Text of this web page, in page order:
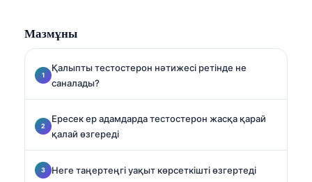
маманданған.
Мазмұны
Қалыпты тестостерон нәтижесі ретінде не
саналады?
Ересек ер адамдарда тестостерон жасқа қарай
қалай өзгереді
Неге таңертеңгі уақыт көрсеткішті өзгертеді